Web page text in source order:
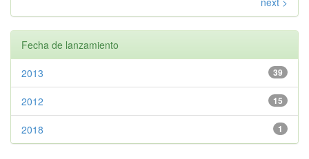
Fecha de lanzamiento
39
2013
15
2012
1
2018